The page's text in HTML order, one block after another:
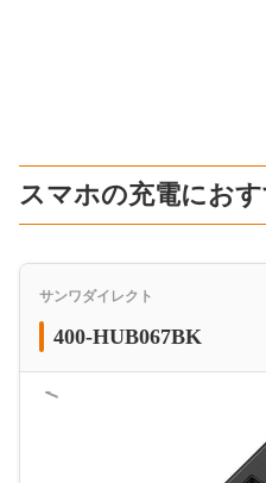
スマホの充電にお
サンワダイレクト
400-HUB067BK
＜